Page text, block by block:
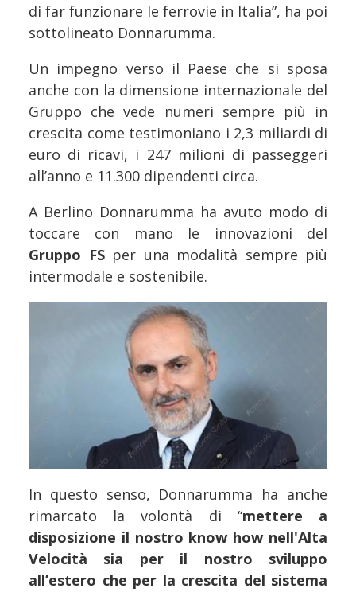
di far funzionare le ferrovie in Italia”, ha poi
sottolineato Donnarumma.
Un impegno verso il Paese che si sposa
anche con la dimensione internazionale del
Gruppo che vede numeri sempre più in
crescita come testimoniano i 2,3 miliardi di
euro di ricavi, i 247 milioni di passeggeri
all’anno e 11.300 dipendenti circa.
A Berlino Donnarumma ha avuto modo di
toccare con mano le innovazioni del
Gruppo FSper una modalità sempre più
intermodale e sostenibile.
In questo senso, Donnarumma ha anche
rimarcato la volontà di “mettere a
disposizione il nostro know how nell'Alta
Velocità sia per il nostro sviluppo
all’estero che per la crescita del sistema